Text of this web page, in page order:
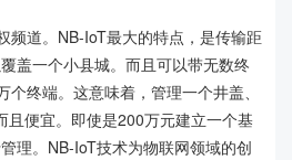
道。NB-IoT最大的特点，是传输距
盖一个小县城。而且可以带无数终
终端。这意味着，管理一个井盖、
且便宜。即使是200万元建立一个基
理。NB-IoT技术为物联网领域的创